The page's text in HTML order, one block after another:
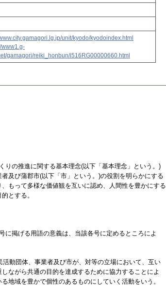
unit/kyodo/kyodoindex.html
www1.g-
gamagori/reiki_honbun/i516RG00000660.html
の推進に関する基本理念(以下「基本理念」という。)
及び蒲郡市(以下「市」という。)の役割を明らかにする
もって多様な価値観を互いに認め、人間性を豊かにする
とする。
掲げる用語の意義は、当該各号に定めるところによ
動団体、事業者及び市が、対等の立場において、互い
ながら共通の目的を達成するために協力することによ
地域を豊かで個性のあるものにしていく活動をいう。